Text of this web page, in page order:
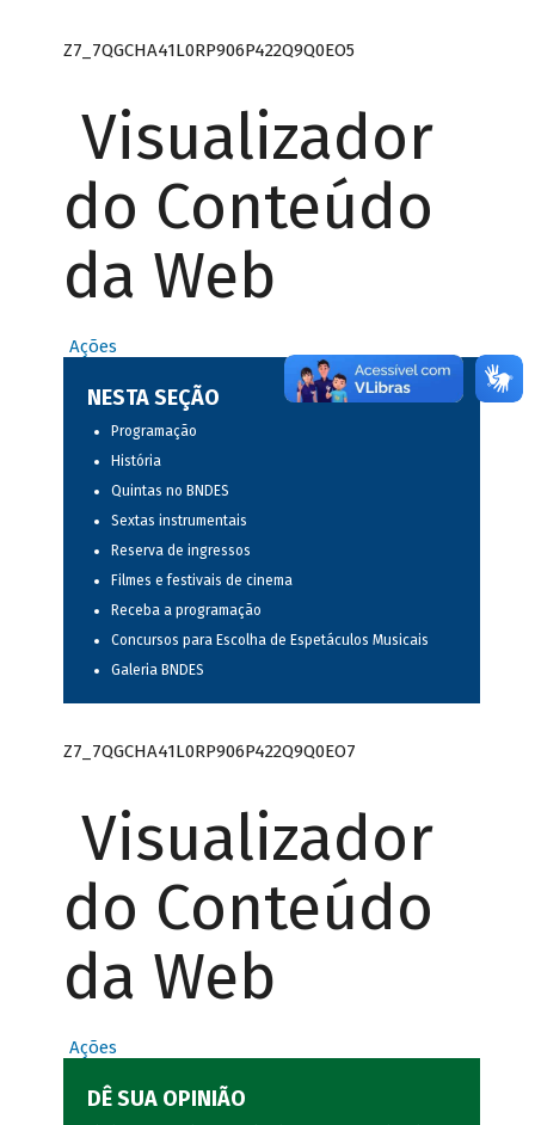
Z7_7QGCHA41L0RP906P422Q9Q0EO5
Visualizador
do Conteúdo
da Web
Ações
NESTA SEÇÃO
Programação
História
Quintas no BNDES
Sextas instrumentais
Reserva de ingressos
Filmes e festivais de cinema
Receba a programação
Concursos para Escolha de Espetáculos Musicais
Galeria BNDES
Z7_7QGCHA41L0RP906P422Q9Q0EO7
Visualizador
do Conteúdo
da Web
Ações
DÊ SUA OPINIÃO